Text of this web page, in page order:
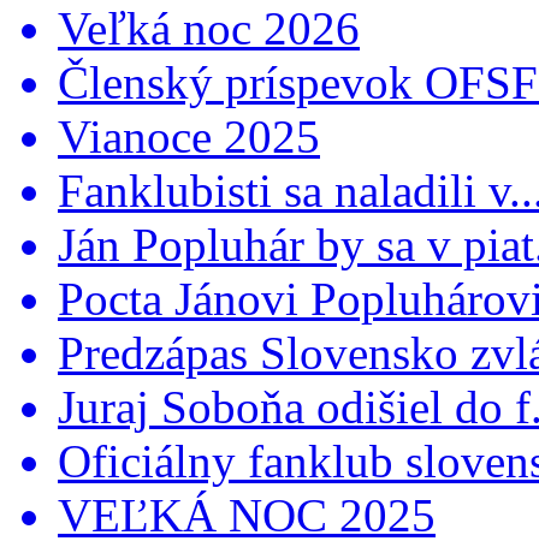
Veľká noc 2026
Členský príspevok
Vianoce 2025
Fanklubisti sa naladili
Ján Popluhár by sa v
Pocta Jánovi
Predzápas Slovensko
Juraj Soboňa odišiel do
Oficiálny fanklub
VEĽKÁ NOC 2025